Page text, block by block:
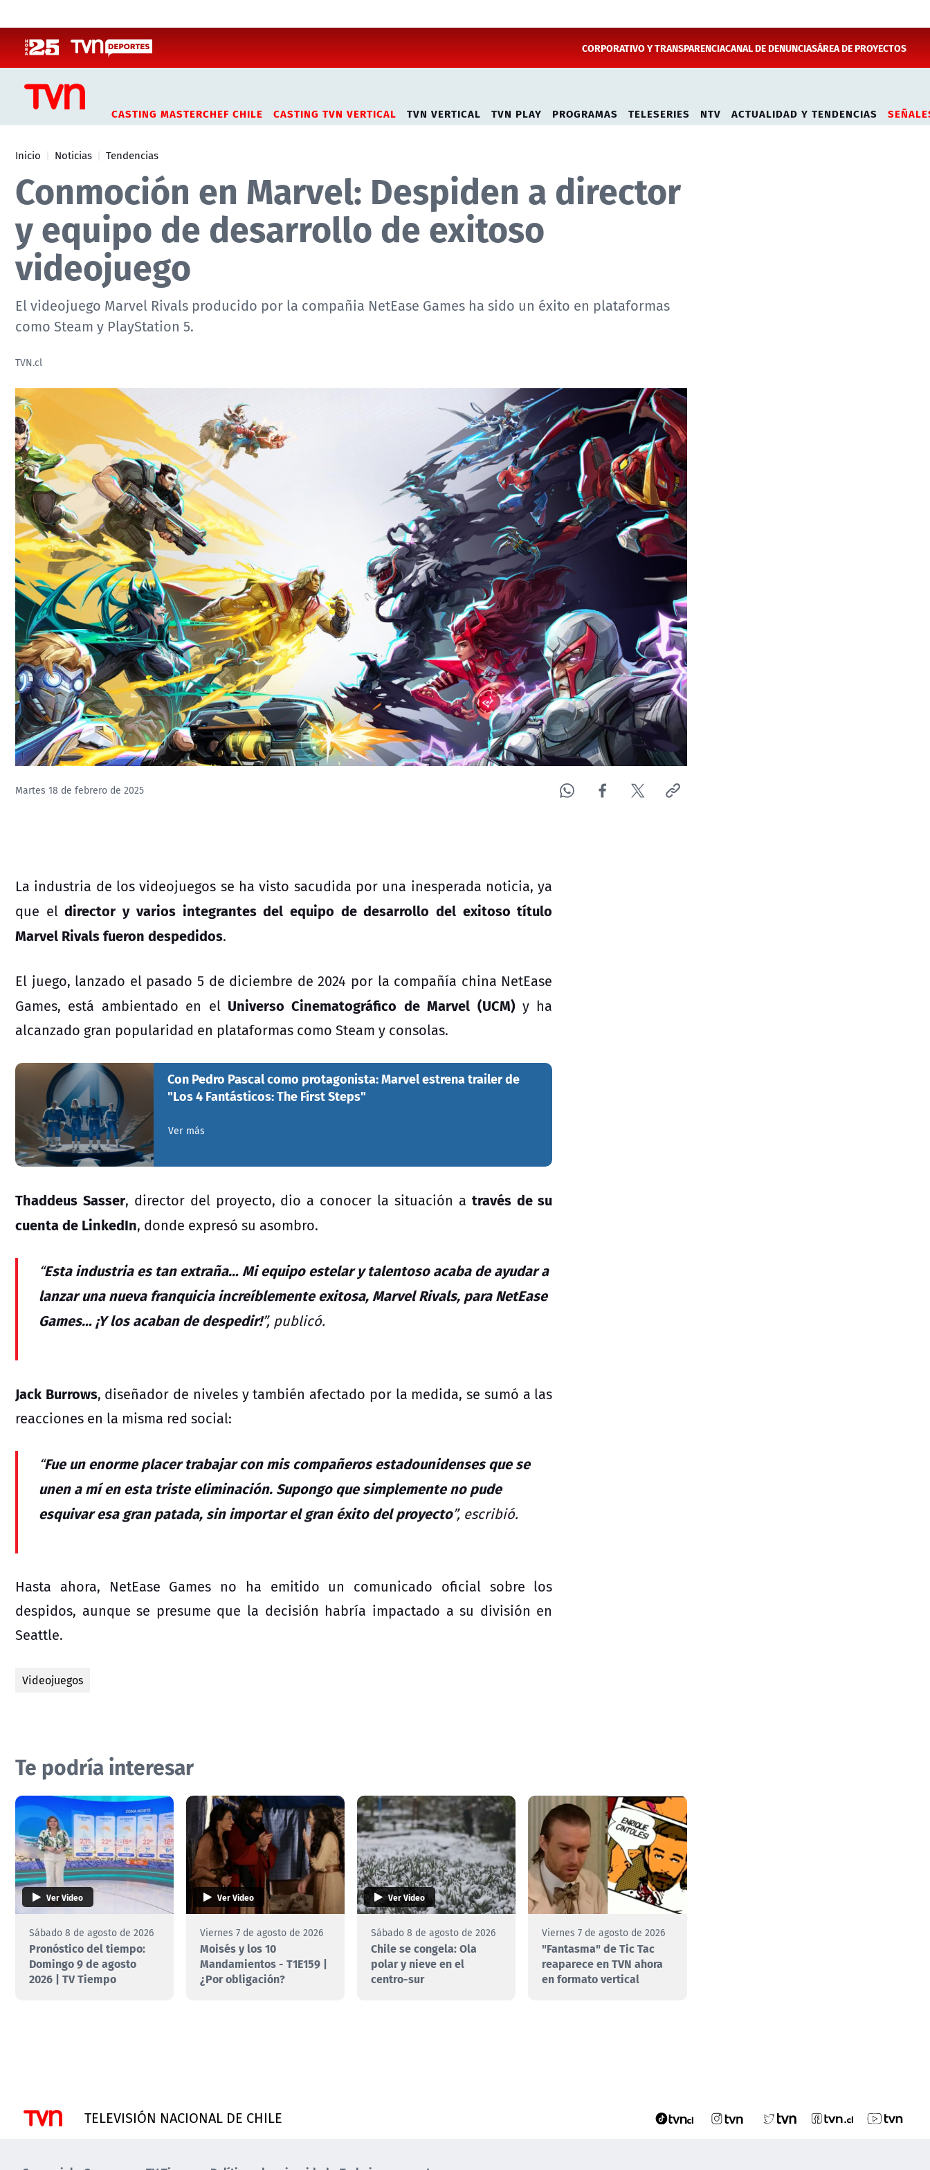
CORPORATIVO Y TRANSPARENCIACANAL DE DENUNCIASÁREA DE PROYECTOS
CASTING MASTERCHEF CHILE CASTING TVN VERTICAL TVN VERTICAL TVN PLAY PROGRAMAS TELESERIES NTV ACTUALIDAD Y TENDENCIAS
Inicio Noticias Tendencias
Conmoción en Marvel: Despiden a director
y equipo de desarrollo de exitoso
videojuego
El videojuego Marvel Rivals producido por la compañia NetEase Games ha sido un éxito en plataformas
como Steam y PlayStation 5.
TVN.cl
Martes 18 de febrero de 2025
La industria de los videojuegos se ha visto sacudida por una inesperada noticia, ya
que eldirector y varios integrantes del equipo de desarrollo del exitoso título
Marvel Rivals fueron despedidos.
El juego, lanzado el pasado 5 de diciembre de 2024 por la compañía china NetEase
Games, está ambientado en el Universo Cinematográfico de Marvel (UCM) y ha
alcanzado gran popularidad en plataformas como Steam y consolas.
Con Pedro Pascal como protagonista: Marvel estrena trailer de
"Los 4 Fantásticos: The First Steps"
Ver más
Thaddeus Sasser, director del proyecto, dio a conocer la situación a través de su
cuenta de LinkedIn, donde expresó su asombro.
“Esta industria es tan extraña… Mi equipo estelar y talentoso acaba de ayudar a
lanzar una nueva franquicia increíblemente exitosa, Marvel Rivals, para NetEase
Games… ¡Y los acaban de despedir!”, publicó.
Jack Burrows, diseñador de niveles y también afectado por la medida, se sumó a las
reacciones en la misma red social:
“Fue un enorme placer trabajar con mis compañeros estadounidenses que se
unen a mí en esta triste eliminación. Supongo que simplemente no pude
esquivar esa gran patada, sin importar el gran éxito del proyecto”, escribió.
Hasta ahora, NetEase Games no ha emitido un comunicado oficial sobre los
despidos, aunque se presume que la decisión habría impactado a su división en
Seattle.
Videojuegos
Te podría interesar
Ver Video
Sábado 8 de agosto de 2026
Pronóstico del tiempo:
Domingo 9 de agosto
2026 | TV Tiempo
Ver Video
Viernes 7 de agosto de 2026
Moisés y los 10
Mandamientos - T1E159 |
¿Por obligación?
Ver Video
Sábado 8 de agosto de 2026
Chile se congela: Ola
polar y nieve en el
centro-sur
Viernes 7 de agosto de 2026
"Fantasma" de Tic Tac
reaparece en TVN ahora
en formato vertical
TELEVISIÓN NACIONAL DE CHILE